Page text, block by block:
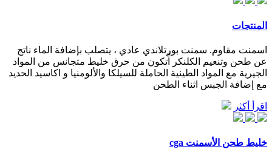
المنتجات
اسمنت مقاوم. سمنت بورتلاندي عادي ، يتصلب بإضافة الماء ناتج
عن طحن وتنعيم الكلنكر اِّتكون من حرق خليط متجانس من المواد
الجيرية مع المواد الطينية الحاملة للسيلكا والألومنيا و اكاسيد الحديد
مع إضافة الجبس اثناء الطحن
اقرأ أكثر
خليط طحن الأسمنت cga